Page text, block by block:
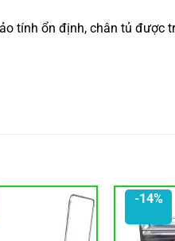
tính ổn định, chân tủ được
-14%